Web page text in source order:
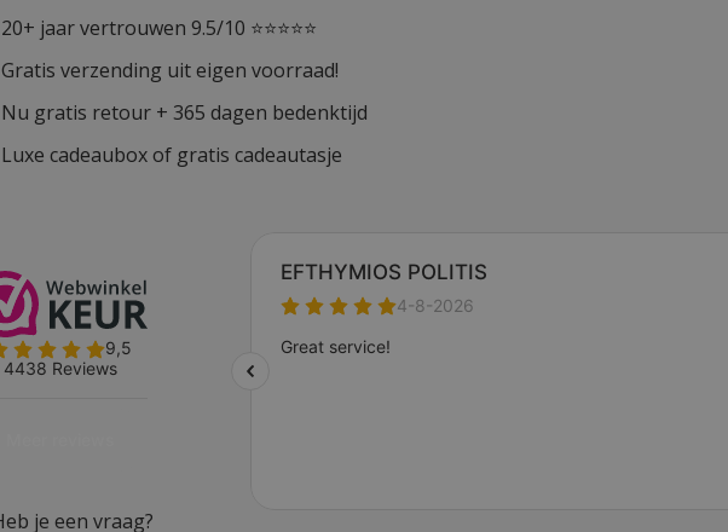
20+ jaar vertrouwen 9.5/10 ⭐⭐⭐⭐⭐
Gratis verzending uit eigen voorraad!
Nu gratis retour + 365 dagen bedenktijd
Luxe cadeaubox of gratis cadeautasje